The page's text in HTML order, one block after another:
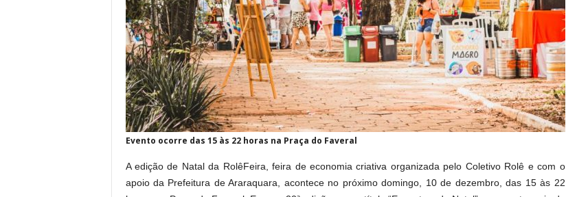
Evento ocorre das 15 às 22 horas na Praça do Faveral
A edição de Natal da RolêFeira, feira de economia criativa organizada pelo Coletivo Rolê e com o
apoio da Prefeitura de Araraquara, acontece no próximo domingo, 10 de dezembro, das 15 às 22